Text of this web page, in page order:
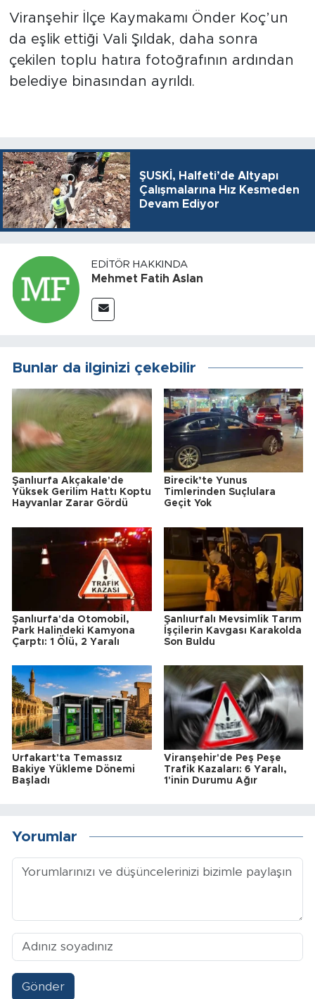
Viranşehir İlçe Kaymakamı Önder Koç’un
da eşlik ettiği Vali Şıldak, daha sonra
çekilen toplu hatıra fotoğrafının ardından
belediye binasından ayrıldı.
ŞUSKİ, Halfeti’de Altyapı
Çalışmalarına Hız Kesmeden
Devam Ediyor
EDITÖR HAKKINDA
Mehmet Fatih Aslan
Bunlar da ilginizi çekebilir
Şanlıurfa Akçakale'de
Yüksek Gerilim Hattı Koptu
Hayvanlar Zarar Gördü
Birecik’te Yunus
Timlerinden Suçlulara
Geçit Yok
Şanlıurfa'da Otomobil,
Park Halindeki Kamyona
Çarptı: 1 Ölü, 2 Yaralı
Şanlıurfalı Mevsimlik Tarım
İşçilerin Kavgası Karakolda
Son Buldu
Urfakart'ta Temassız
Bakiye Yükleme Dönemi
Başladı
Viranşehir'de Peş Peşe
Trafik Kazaları: 6 Yaralı,
1'inin Durumu Ağır
Yorumlar
Gönder